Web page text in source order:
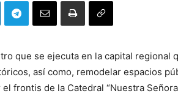
que se ejecuta en la capital regional
así como, remodelar espacios
frontis de la Catedral “Nuestra